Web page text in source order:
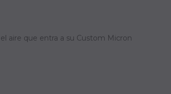
aire que entra a su Custom Micron